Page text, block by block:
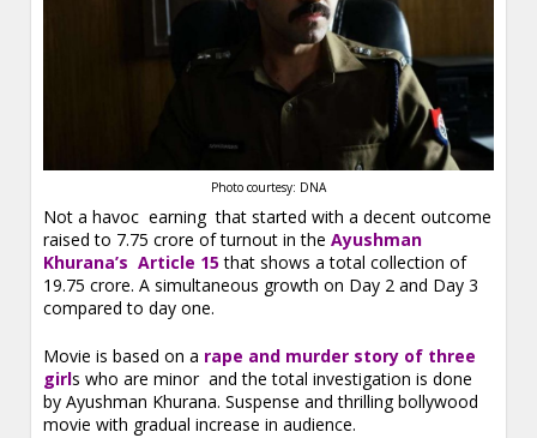
Photo courtesy: DNA
Not a havoc earning that started with a decent outcome
raised to 7.75 crore of turnout in theAyushman
Khurana’s Article 15that shows a total collection of
19.75 crore. A simultaneous growth on Day 2 and Day 3
compared to day one.
Movie is based on a rape and murder story of three
girls who are minor and the total investigation is done
by Ayushman Khurana. Suspense and thrilling bollywood
movie with gradual increase in audience.